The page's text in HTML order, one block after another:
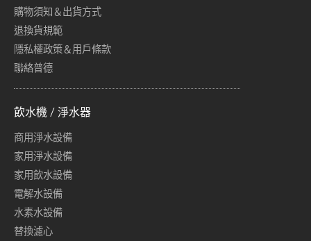
購物須知＆出貨方式
退換貨規範
隱私權政策＆用戶條款
聯絡普德
飲水機 / 淨水器
商用淨水設備
家用淨水設備
家用飲水設備
電解水設備
水素水設備
替換濾心